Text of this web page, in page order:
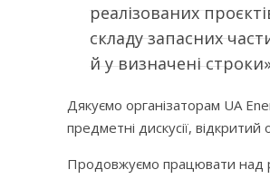
реалізованих
складу запасних
й у визначені
Дякуємо організаторам UA
предметні дискусії, відкритий
Продовжуємо працювати над